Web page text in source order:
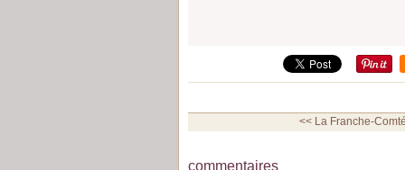
<< La Franche-
commentaires